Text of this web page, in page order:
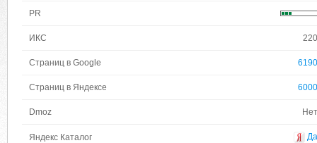
PR
ИКС 220
Страниц в Google 6190
Страниц в Яндексе 6000
Dmoz Нет
Яндекс Каталог Да